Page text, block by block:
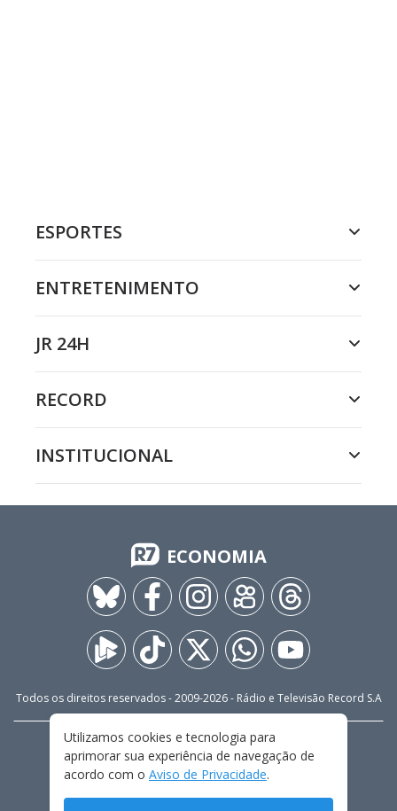
ESPORTES
ENTRETENIMENTO
JR 24H
RECORD
INSTITUCIONAL
ECONOMIA
Todos os direitos reservados - 2009-2026- Rádio e Televisão Record S.A
FALE CONOSCO
PRIVACIDADE
TERMOS E CONDIÇÕES DE USO
Utilizamos cookies e tecnologia para
aprimorar sua experiência de navegação de
acordo com o Aviso de Privacidade.